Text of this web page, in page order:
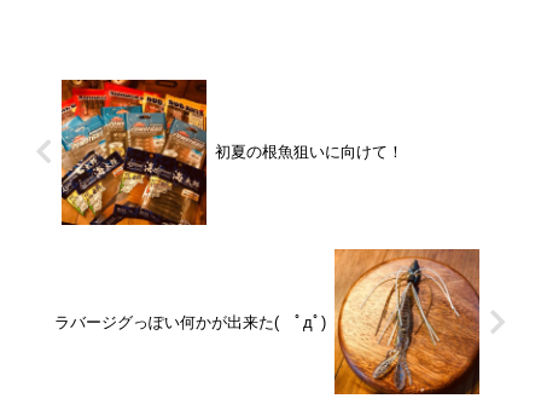
初夏の根魚狙いに向けて！
ラバージグっぽい何かが出来た( ﾟдﾟ)